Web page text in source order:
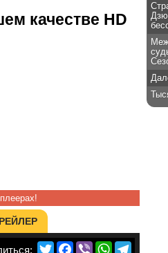
качестве HD
TwitterFacebook
ViberWhatsApp
Telegram